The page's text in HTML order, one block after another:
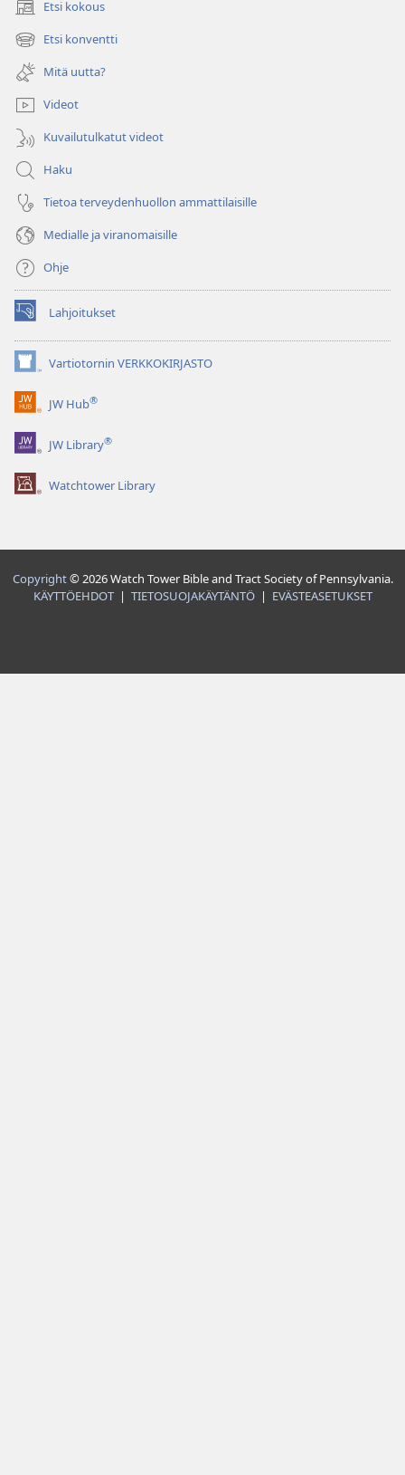
Etsi kokous
(avaa
uuden
ikkunan)
Etsi konventti
(avaa
uuden
ikkunan)
Mitä uutta?
Videot
Kuvailutulkatut videot
Haku
Tietoa terveydenhuollon ammattilaisille
Medialle ja viranomaisille
Ohje
Lahjoitukset
(avaa
uuden
ikkunan)Vartiotornin VERKKOKIRJASTO
(avaa
uuden
ikkunan)JW Hub®
(avaa
uuden
ikkunan)JW Library®
Watchtower Library
Copyright© 2026 Watch Tower Bible and Tract Society of Pennsylvania.
KÄYTTÖEHDOT| TIETOSUOJAKÄYTÄNTÖ| EVÄSTEASETUKSET